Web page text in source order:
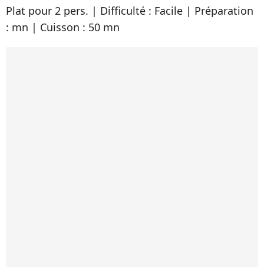
Plat pour 2 pers. | Difficulté : Facile | Préparation
: mn | Cuisson : 50 mn